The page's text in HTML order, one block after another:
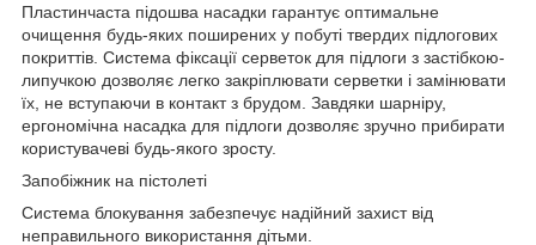
Пластинчаста підошва насадки гарантує оптимальне
очищення будь-яких поширених у побуті твердих підлогових
покриттів. Система фіксації серветок для підлоги з застібкою-
липучкою дозволяє легко закріплювати серветки і замінювати
їх, не вступаючи в контакт з брудом. Завдяки шарніру,
ергономічна насадка для підлоги дозволяє зручно прибирати
користувачеві будь-якого зросту.
Запобіжник на пістолеті
Система блокування забезпечує надійний захист від
неправильного використання дітьми.